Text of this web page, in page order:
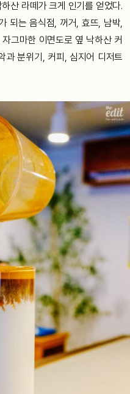
산 라떼가 크게 인기를 얻었다.
되는 음식점, 꺼거, 효뜨, 남박,
그마한 이면도로 옆 낙하산 커
과 분위기, 커피, 심지어 디저트